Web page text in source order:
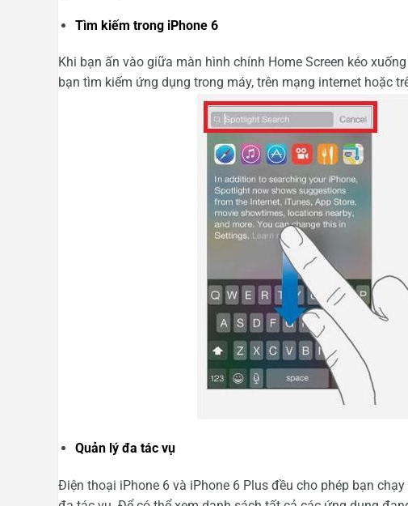
Tìm kiếm trong iPhone 6
Khi bạn ấn vào giữa màn hình chính Home Screen kéo
bạn tìm kiếm ứng dụng trong máy, trên mạng internet hoặc
Quản lý đa tác vụ
Điện thoại iPhone 6 và iPhone 6 Plus đều cho phép bạn